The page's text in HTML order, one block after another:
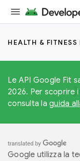
HEALTH & FITNESS
Le API Google Fit
2026. Per scoprire
consulta la guida
Google utilizza la